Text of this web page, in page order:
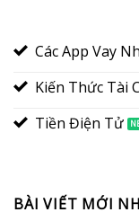
Các App Vay
Kiến Thức Tài
Tiền Điện Tử
BÀI VIẾT MỚI